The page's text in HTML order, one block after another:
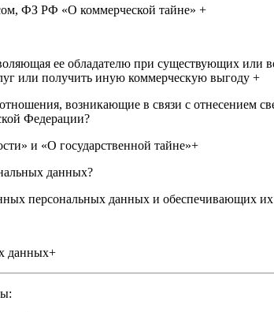
ФЗ РФ «О коммерческой тайне» +
ее обладателю при существующих или
или получить иную коммерческую выгоду +
возникающие в связи с отнесением
Федерации?
и «О государственной тайне»+
данных?
персональных данных и обеспечивающих
данных+